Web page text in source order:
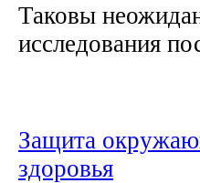
Таковы
исследования
Защита
здоровья